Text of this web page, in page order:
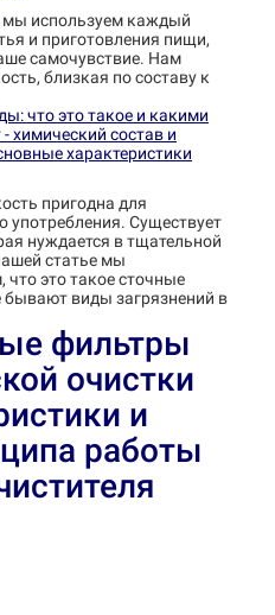
мы используем каждый
и приготовления пищи,
самочувствие. Нам
близкая по составу к
что это такое и какими
химический состав и
характеристики
пригодна для
употребления. Существует
нуждается в тщательной
статье мы
что это такое сточные
бывают виды загрязнений в
фильтры
очистки
и
работы